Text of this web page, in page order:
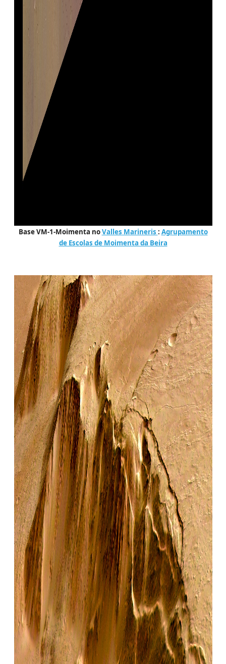
Base VM-1-Moimenta noValles Marineris : Agrupamento
de Escolas de Moimenta da Beira